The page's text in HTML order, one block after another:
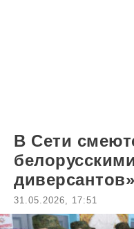
В Сети
диверсантов»
31.05.2026, 17:51